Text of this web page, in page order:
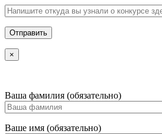
×
Ваша фамилия (обязательно)
Ваше имя (обязательно)